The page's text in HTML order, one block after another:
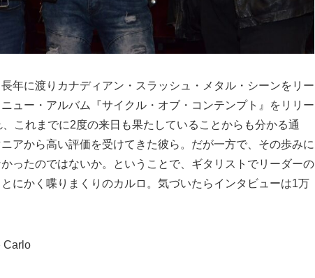
年に渡りカナディアン・スラッシュ・メタル・シーンをリー
ュー・アルバム『サイクル・オブ・コンテンプト』をリリー
これまでに2度の来日も果たしていることからも分かる通
アから高い評価を受けてきた彼ら。だが一方で、その歩みに
ったのではないか。ということで、ギタリストでリーダーの
にかく喋りまくりのカルロ。気づいたらインタビューは1万
Carlo